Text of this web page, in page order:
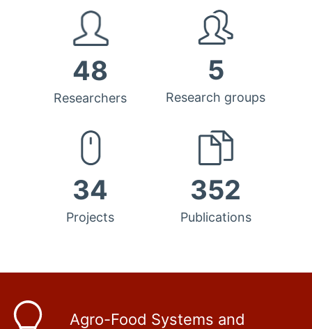
48
Researchers
5
Research groups
34
Projects
352
Publications
Agro-Food Systems and